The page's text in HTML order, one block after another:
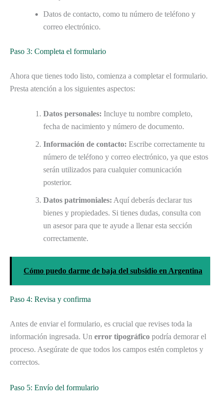
Datos de contacto, como tu número de teléfono y
correo electrónico.
Paso 3: Completa el formulario
Ahora que tienes todo listo, comienza a completar el formulario.
Presta atención a los siguientes aspectos:
Datos personales: Incluye tu nombre completo,
fecha de nacimiento y número de documento.
Información de contacto: Escribe correctamente tu
número de teléfono y correo electrónico, ya que estos
serán utilizados para cualquier comunicación
posterior.
Datos patrimoniales: Aquí deberás declarar tus
bienes y propiedades. Si tienes dudas, consulta con
un asesor para que te ayude a llenar esta sección
correctamente.
Cómo puedo darme de baja del subsidio en Argentina
Paso 4: Revisa y confirma
Antes de enviar el formulario, es crucial que revises toda la
información ingresada. Un error tipográfico podría demorar el
proceso. Asegúrate de que todos los campos estén completos y
correctos.
Paso 5: Envío del formulario